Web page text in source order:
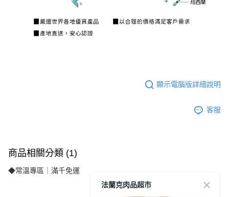
顯示電腦版詳細說明
客服
商品相關分類 (1)
◆常溫專區｜滿千免運
法蘭克肉品超市